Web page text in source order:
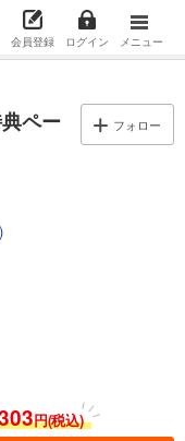
会員登録 ログイン メニュー
ペー
フォロー
円(税込)